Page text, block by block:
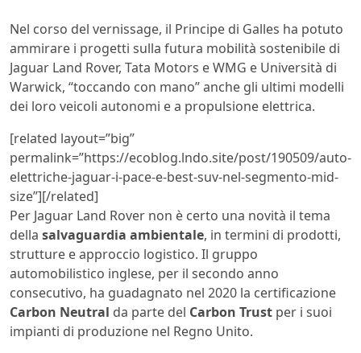
Nel corso del vernissage, il Principe di Galles ha potuto
ammirare i progetti sulla futura mobilità sostenibile di
Jaguar Land Rover, Tata Motors e WMG e Università di
Warwick, “toccando con mano” anche gli ultimi modelli
dei loro veicoli autonomi e a propulsione elettrica.
[related layout=”big”
permalink=”https://ecoblog.lndo.site/post/190509/auto-
elettriche-jaguar-i-pace-e-best-suv-nel-segmento-mid-
size”][/related]
Per Jaguar Land Rover non è certo una novità il tema
della salvaguardia ambientale, in termini di prodotti,
strutture e approccio logistico. Il gruppo
automobilistico inglese, per il secondo anno
consecutivo, ha guadagnato nel 2020 la certificazione
Carbon Neutral da parte del Carbon Trust per i suoi
impianti di produzione nel Regno Unito.